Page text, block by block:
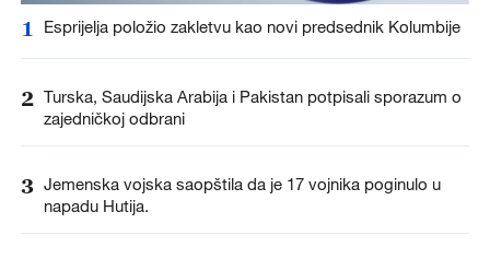
1 Esprijelja položio zakletvu kao novi predsednik Kolumbije
2 Turska, Saudijska Arabija i Pakistan potpisali sporazum o
zajedničkoj odbrani
3 Jemenska vojska saopštila da je 17 vojnika poginulo u
napadu Hutija.